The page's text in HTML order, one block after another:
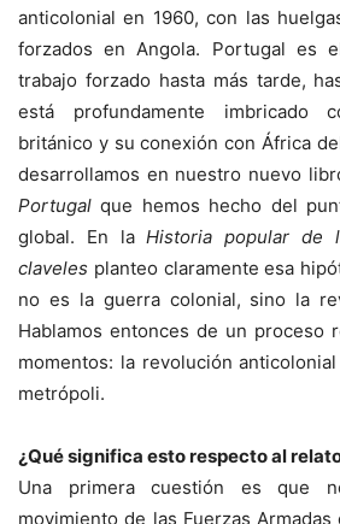
anticolonial en 1960, con las
forzados en Angola. Portugal es
trabajo forzado hasta más tarde,
está profundamente imbricado
británico y su conexión con África
desarrollamos en nuestro nuevo
Portugal que hemos hecho del
global. En laHistoria popular de
claveles planteo claramente esa
no es la guerra colonial, sino la
Hablamos entonces de un proceso
momentos: la revolución
metrópoli.
¿Qué significa esto respecto al
Una primera cuestión es que
movimiento de las Fuerzas